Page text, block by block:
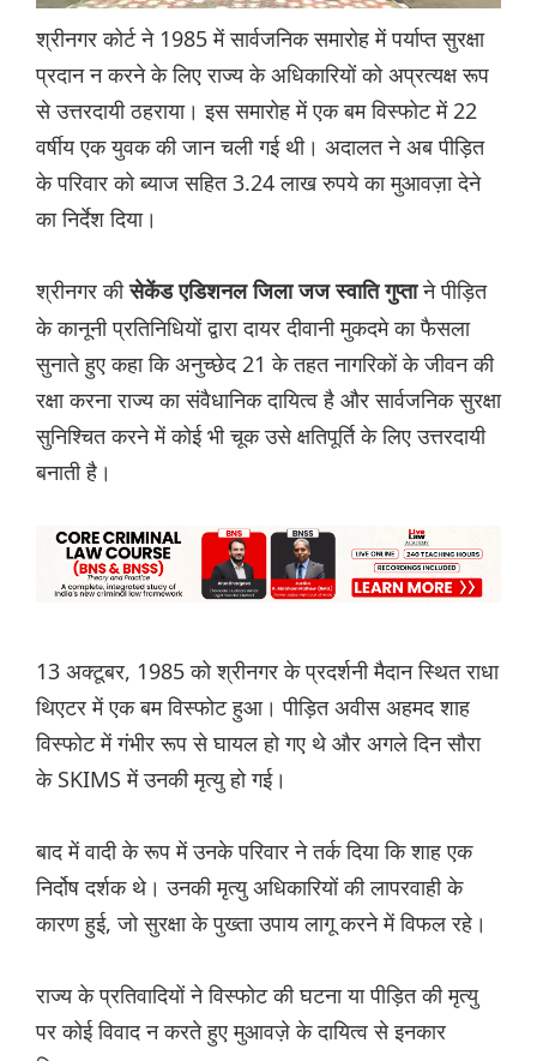
श्रीनगर कोर्ट ने 1985 में सार्वजनिक समारोह में पर्याप्त सुरक्षा
प्रदान न करने के लिए राज्य के अधिकारियों को अप्रत्यक्ष रूप
से उत्तरदायी ठहराया। इस समारोह में एक बम विस्फोट में 22
वर्षीय एक युवक की जान चली गई थी। अदालत ने अब पीड़ित
के परिवार को ब्याज सहित 3.24 लाख रुपये का मुआवज़ा देने
का निर्देश दिया।
श्रीनगर कीसेकेंड एडिशनल जिला जज स्वाति गुप्ताने पीड़ित
के कानूनी प्रतिनिधियों द्वारा दायर दीवानी मुकदमे का फैसला
सुनाते हुए कहा कि अनुच्छेद 21 के तहत नागरिकों के जीवन की
रक्षा करना राज्य का संवैधानिक दायित्व है और सार्वजनिक सुरक्षा
सुनिश्चित करने में कोई भी चूक उसे क्षतिपूर्ति के लिए उत्तरदायी
बनाती है।
13 अक्टूबर, 1985 को श्रीनगर के प्रदर्शनी मैदान स्थित राधा
थिएटर में एक बम विस्फोट हुआ। पीड़ित अवीस अहमद शाह
विस्फोट में गंभीर रूप से घायल हो गए थे और अगले दिन सौरा
के SKIMS में उनकी मृत्यु हो गई।
बाद में वादी के रूप में उनके परिवार ने तर्क दिया कि शाह एक
निर्दोष दर्शक थे। उनकी मृत्यु अधिकारियों की लापरवाही के
कारण हुई, जो सुरक्षा के पुख्ता उपाय लागू करने में विफल रहे।
राज्य के प्रतिवादियों ने विस्फोट की घटना या पीड़ित की मृत्यु
पर कोई विवाद न करते हुए मुआवज़े के दायित्व से इनकार